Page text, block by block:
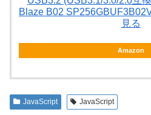
Blaze B02
見る
Amazon
JavaScript JavaScript